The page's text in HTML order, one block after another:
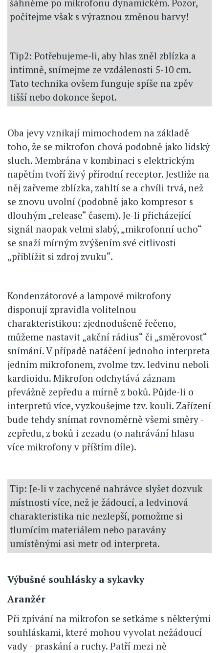
šáhněme po mikrofonu dynamickém. Pozor,
počítejme však s výraznou změnou barvy!
Tip2: Potřebujeme-li, aby hlas zněl zblízka a
intimně, snímejme ze vzdálenosti 5-10 cm.
Tato technika ovšem funguje spíše na zpěv
tišší nebo dokonce šepot.
Oba jevy vznikají mimochodem na základě
toho, že se mikrofon chová podobně jako lidský
sluch. Membrána v kombinaci s elektrickým
napětím tvoří živý přírodní receptor. Jestliže na
něj zařveme zblízka, zahltí se a chvíli trvá, než
se znovu uvolní (podobně jako kompresor s
dlouhým „release“ časem). Je-li přicházející
signál naopak velmi slabý, „mikrofonní ucho“
se snaží mírným zvýšením své citlivosti
„přiblížit si zdroj zvuku“.
Kondenzátorové a lampové mikrofony
disponují zpravidla volitelnou
charakteristikou: zjednodušeně řečeno,
můžeme nastavit „akční rádius“ či „směrovost“
snímání. V případě natáčení jednoho interpreta
jedním mikrofonem, zvolme tzv. ledvinu neboli
kardioidu. Mikrofon odchytává záznam
převážně zepředu a mírně z boků. Půjde-li o
interpretů více, vyzkoušejme tzv. kouli. Zařízení
bude tehdy snímat rovnoměrně všemi směry -
zepředu, z boků i zezadu (o nahrávání hlasu
více mikrofony v příštím díle).
Tip: Je-li v zachycené nahrávce slyšet dozvuk
místnosti více, než je žádoucí, a ledvinová
charakteristika nic nezlepší, pomožme si
tlumícím materiálem nebo paravány
umístěnými asi metr od interpreta.
Výbušné souhlásky a sykavky
Aranžér
Při zpívání na mikrofon se setkáme s některými
souhláskami, které mohou vyvolat nežádoucí
vady - praskání a ruchy. Patří mezi ně